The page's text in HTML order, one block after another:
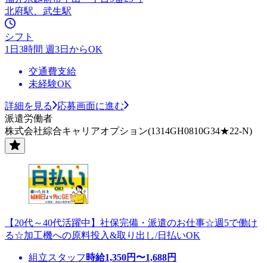
北府駅、武生駅
シフト
1日3時間 週3日からOK
交通費支給
未経験OK
詳細を見る
応募画面に進む
派遣労働者
株式会社綜合キャリアオプション(1314GH0810G34★22-N)
【20代～40代活躍中】社保完備・派遣のお仕事☆週5で働け
る☆加工機への原料投入&取り出し/日払いOK
組立スタッフ 時給1,350円〜1,688円